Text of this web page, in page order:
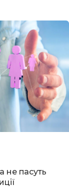
не пасуть